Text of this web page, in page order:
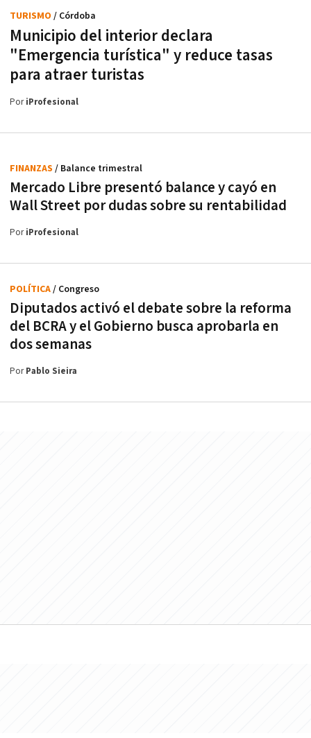
Municipio del interior declara
"Emergencia turística" y reduce tasas
para atraer turistas
TURISMO / Córdoba
PoriProfesional
Mercado Libre presentó balance y cayó en
Wall Street por dudas sobre su rentabilidad
FINANZAS / Balance trimestral
PoriProfesional
Diputados activó el debate sobre la reforma
del BCRA y el Gobierno busca aprobarla en
dos semanas
POLÍTICA/ Congreso
PorPablo Sieira